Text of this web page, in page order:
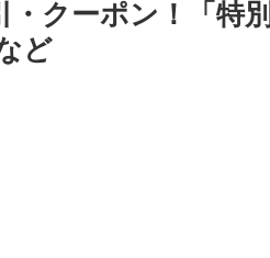
クーポン！「特
ど